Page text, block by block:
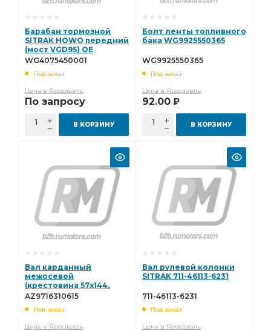
Барабан тормозной
SITRAK HOWO передний
(мост VGD95) OE
WG4075450001
WG4075450001
Под заказ
Цена в Ярославль
По запросу
В КОРЗИНУ
Болт ленты топливного
бака WG9925550365
WG9925550365
Под заказ
Цена в Ярославль
92.00 Р
В КОРЗИНУ
Вал карданный
межосевой
(крестовина 57x144,
фланец 165мм)
AZ9716310615
Под заказ
Цена в Ярославль
Вал рулевой колонки
SITRAK 711-46113-6231
711-46113-6231
Под заказ
Цена в Ярославль